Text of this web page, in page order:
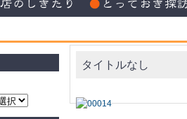
タイトルなし